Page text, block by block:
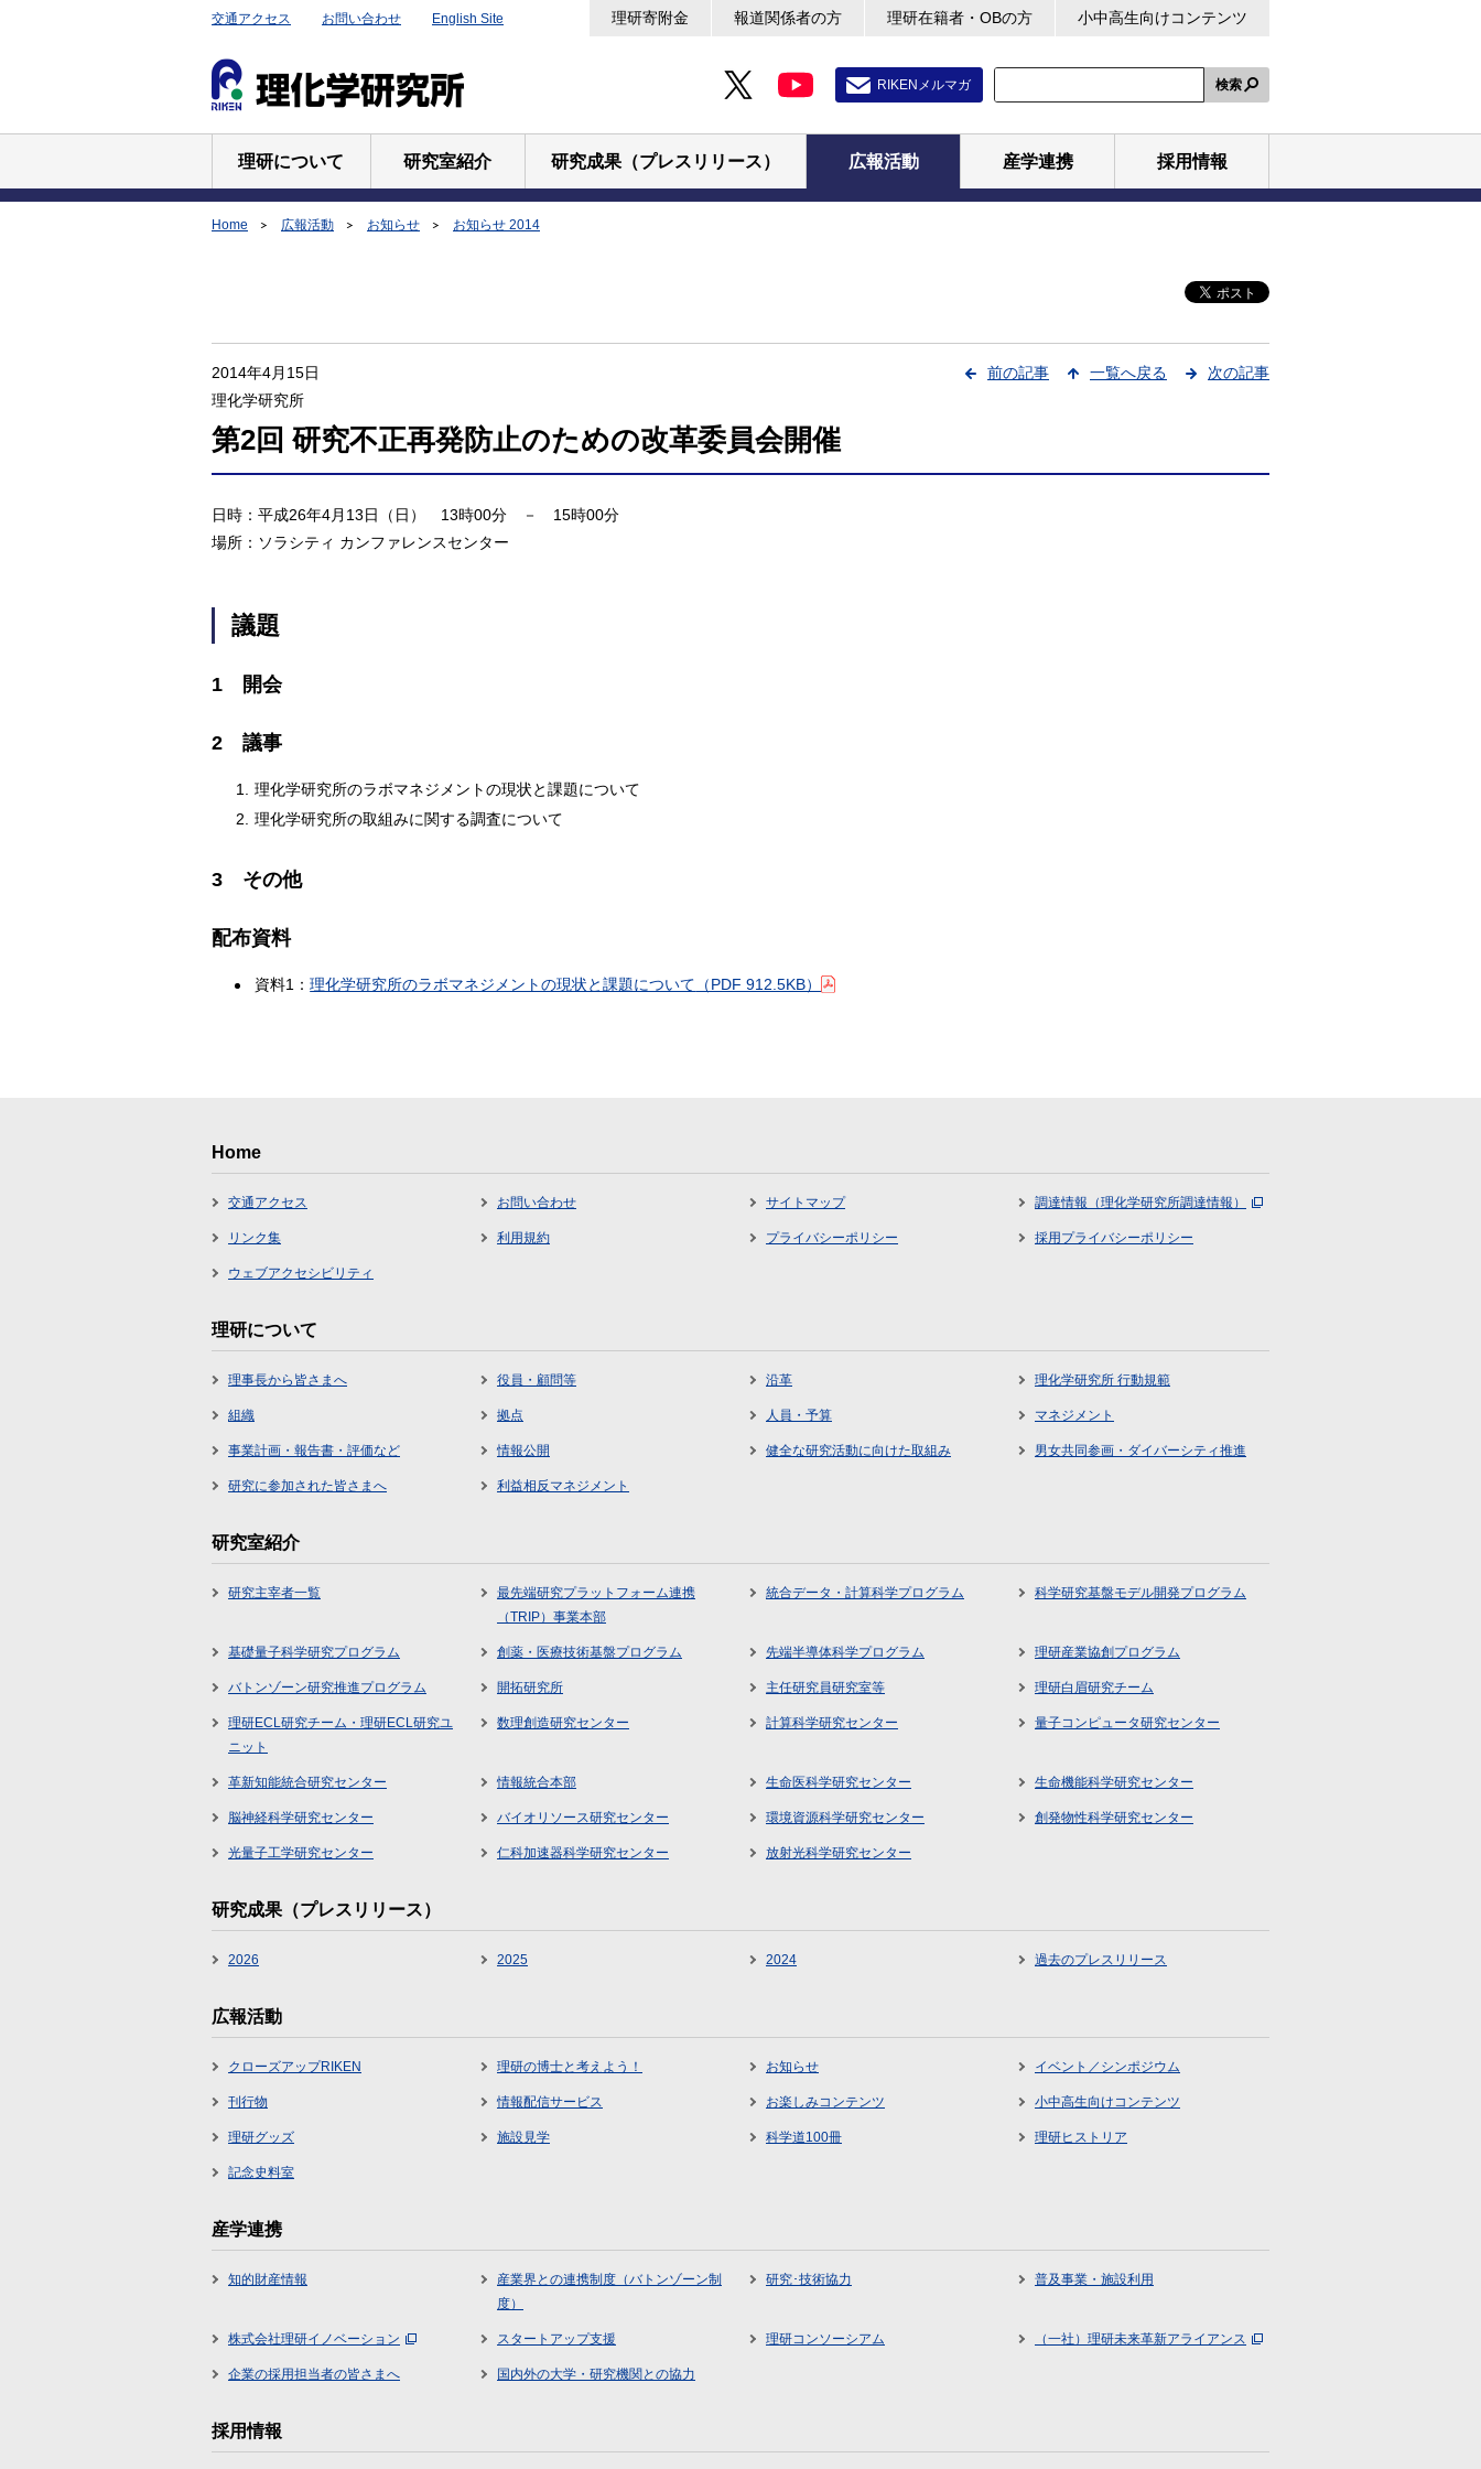
交通アクセス お問い合わせ English Site 理研寄附金 報道関係者の方 理研在籍者・OBの方 小中高生向けコンテンツ
RIKENメルマガ 検索
理研について 研究室紹介 研究成果（プレスリリース） 広報活動 産学連携 採用情報
Home 広報活動 お知らせ お知らせ 2014
前の記事 一覧へ戻る 次の記事
2014年4月15日
理化学研究所
第2回 研究不正再発防止のための改革委員会開催
日時：平成26年4月13日（日） 13時00分 － 15時00分
場所：ソラシティ カンファレンスセンター
議題
1 開会
2 議事
1.
理化学研究所のラボマネジメントの現状と課題について
2.
理化学研究所の取組みに関する調査について
3 その他
配布資料
資料1：理化学研究所のラボマネジメントの現状と課題について （PDF 912.5KB）
Home
交通アクセス お問い合わせ サイトマップ 調達情報（理化学研究所調達情報）
リンク集 利用規約 プライバシーポリシー 採用プライバシーポリシー
ウェブアクセシビリティ
理研について
理事長から皆さまへ 役員・顧問等 沿革 理化学研究所 行動規範
組織 拠点 人員・予算 マネジメント
事業計画・報告書・評価など 情報公開 健全な研究活動に向けた取組み 男女共同参画・ダイバーシティ推進
研究に参加された皆さまへ 利益相反マネジメント
研究室紹介
研究主宰者一覧
最先端研究プラットフォーム連携
（TRIP）事業本部
統合データ・計算科学プログラム 科学研究基盤モデル開発プログラム
基礎量子科学研究プログラム 創薬・医療技術基盤プログラム 先端半導体科学プログラム 理研産業協創プログラム
バトンゾーン研究推進プログラム 開拓研究所 主任研究員研究室等 理研白眉研究チーム
理研ECL研究チーム・理研ECL研究ユ
ニット
数理創造研究センター 計算科学研究センター 量子コンピュータ研究センター
革新知能統合研究センター 情報統合本部 生命医科学研究センター 生命機能科学研究センター
脳神経科学研究センター バイオリソース研究センター 環境資源科学研究センター 創発物性科学研究センター
光量子工学研究センター 仁科加速器科学研究センター 放射光科学研究センター
研究成果（プレスリリース）
2026 2025 2024 過去のプレスリリース
広報活動
クローズアップRIKEN 理研の博士と考えよう！ お知らせ イベント／シンポジウム
刊行物 情報配信サービス お楽しみコンテンツ 小中高生向けコンテンツ
理研グッズ 施設見学 科学道100冊 理研ヒストリア
記念史料室
産学連携
知的財産情報
産業界との連携制度（バトンゾーン制
度）
研究･技術協力 普及事業・施設利用
株式会社理研イノベーション スタートアップ支援 理研コンソーシアム （一社）理研未来革新アライアンス
企業の採用担当者の皆さまへ 国内外の大学・研究機関との協力
採用情報